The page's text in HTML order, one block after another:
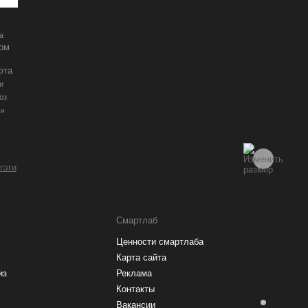
Смартлаб
Ценности смартлаба
Карта сайта
Реклама
Контакты
Вакансии